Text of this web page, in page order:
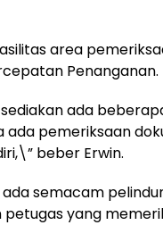
area
Penanganan.
ada
ada pemeriksaan
beber Erwin.
semacam
yang